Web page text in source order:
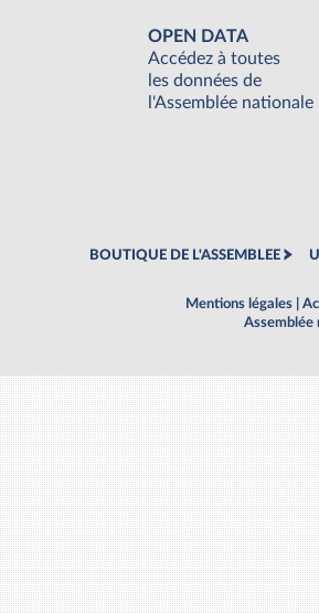
OPEN DATA
Accédez à toutes
les données de
l'Assemblée nationale
BOUTIQUE DE L'ASSEMBLEE
Mentions légales
Assemblée